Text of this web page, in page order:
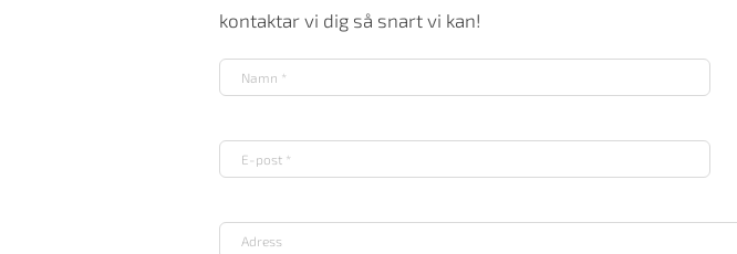
kontaktar vi dig så snart vi kan!